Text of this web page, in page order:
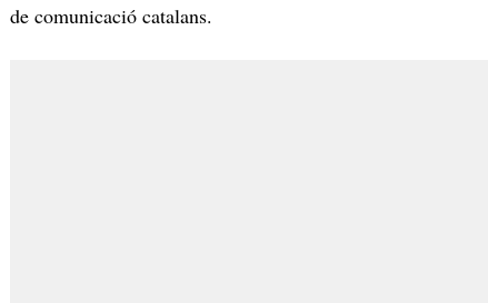
de comunicació catalans.